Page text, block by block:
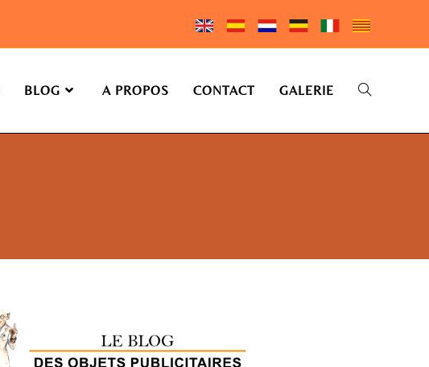
BLOG A PROPOS CONTACT GALERIE